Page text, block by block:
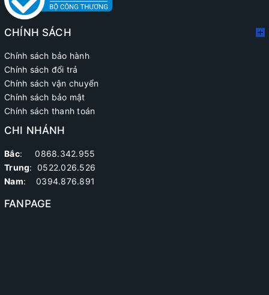
CHÍNH SÁCH
Chính sách bảo hành
Chính sách đổi trả
Chính sách vận chuyển
Chính sách bảo mật
Chính sách thanh toán
CHI NHÁNH
Bắc: 0868.342.955
Trung: 0522.026.526
Nam: 0394.876.891
FANPAGE